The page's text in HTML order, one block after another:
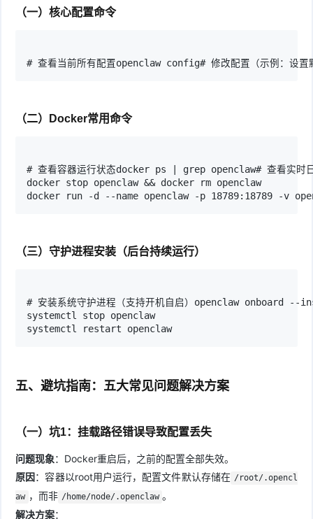
（一）核心配置命令
# 查看当前所有配置openclaw config# 修改配置（示例
（二）Docker常用命令
# 查看容器运行状态docker ps | grep openclaw# 查看
docker stop openclaw && docker rm openclaw
docker run -d --name openclaw -p 18789:18789 -v
（三）守护进程安装（后台持续运行）
# 安装系统守护进程（支持开机自启）openclaw onboard
systemctl stop openclaw
systemctl restart openclaw
五、避坑指南：五大常见问题解决方案
（一）坑1：挂载路径错误导致配置丢失
问题现象：Docker重启后，之前的配置全部失效。
原因：容器以root用户运行，配置文件默认存储在 /root/.opencl
aw ，而非 /home/node/.openclaw 。
解决方案：